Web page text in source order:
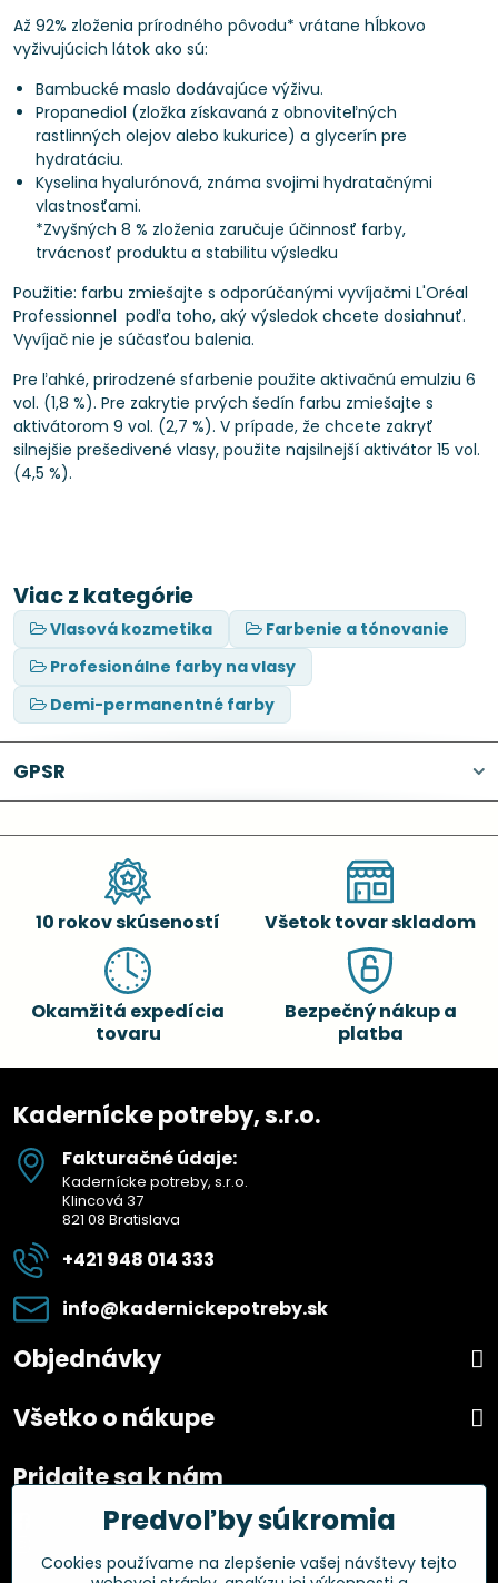
Až 92% zloženia prírodného pôvodu* vrátane hĺbkovo
vyživujúcich látok ako sú:
Bambucké maslo dodávajúce výživu.
Propanediol (zložka získavaná z obnoviteľných
rastlinných olejov alebo kukurice) a glycerín pre
hydratáciu.
Kyselina hyalurónová, známa svojimi hydratačnými
vlastnosťami.
*Zvyšných 8 % zloženia zaručuje účinnosť farby,
trvácnosť produktu a stabilitu výsledku
Použitie: farbu zmiešajte s odporúčanými vyvíjačmi L'Oréal
Professionnel podľa toho, aký výsledok chcete dosiahnuť.
Vyvíjač nie je súčasťou balenia.
Pre ľahké, prirodzené sfarbenie použite aktivačnú emulziu 6
vol. (1,8 %). Pre zakrytie prvých šedín farbu zmiešajte s
aktivátorom 9 vol. (2,7 %). V prípade, že chcete zakryť
silnejšie prešedivené vlasy, použite najsilnejší aktivátor 15 vol.
(4,5 %).
Viac z kategórie
Vlasová kozmetika
Farbenie a tónovanie
Profesionálne farby na vlasy
Demi-permanentné farby
GPSR
10 rokov skúseností Všetok tovar skladom
Okamžitá expedícia
tovaru
Bezpečný nákup a
platba
Kadernícke potreby, s.r.o.
Fakturačné údaje:
Kadernícke potreby, s.r.o.
Klincová 37
821 08 Bratislava
+421 948 014 333
info​@kadernickepotreby​.sk
Objednávky
Všetko o nákupe
Pridajte sa k nám
FacebookPredvoľby súkromia
Cookies používame na zlepšenie vašej návštevy tejto